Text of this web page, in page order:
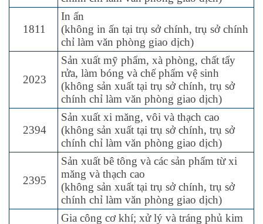
1811
In ấn
(không in ấn tại trụ sở chính, trụ sở chính
chỉ làm văn phòng giao dịch)
2023
Sản xuất mỹ phẩm, xà phòng, chất tẩy
rửa, làm bóng và chế phẩm vệ sinh
(không sản xuất tại trụ sở chính, trụ sở
chính chỉ làm văn phòng giao dịch)
2394
Sản xuất xi măng, vôi và thạch cao
(không sản xuất tại trụ sở chính, trụ sở
chính chỉ làm văn phòng giao dịch)
2395
Sản xuất bê tông và các sản phẩm từ xi
măng và thạch cao
(không sản xuất tại trụ sở chính, trụ sở
chính chỉ làm văn phòng giao dịch)
Gia công cơ khí; xử lý và tráng phủ kim